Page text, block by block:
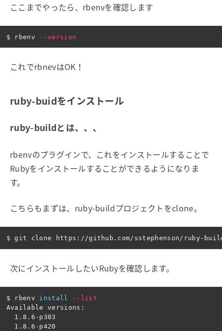
ここまでやったら、rbenvを確認します
$ rbenv --version
これでrbnevはOK！
ruby-buidをインストール
ruby-buildとは、、、
rbenvのプラグインで、これをインストールすることで
Rubyをインストールすることができるようになりま
す。
こちらもまずは、ruby-buildプロジェクトをclone。
$
次にインストールしたいRubyを確認します。
$ rbenv install
--list
Available versions:
  1.8.6-p383
  1.8.6-p420